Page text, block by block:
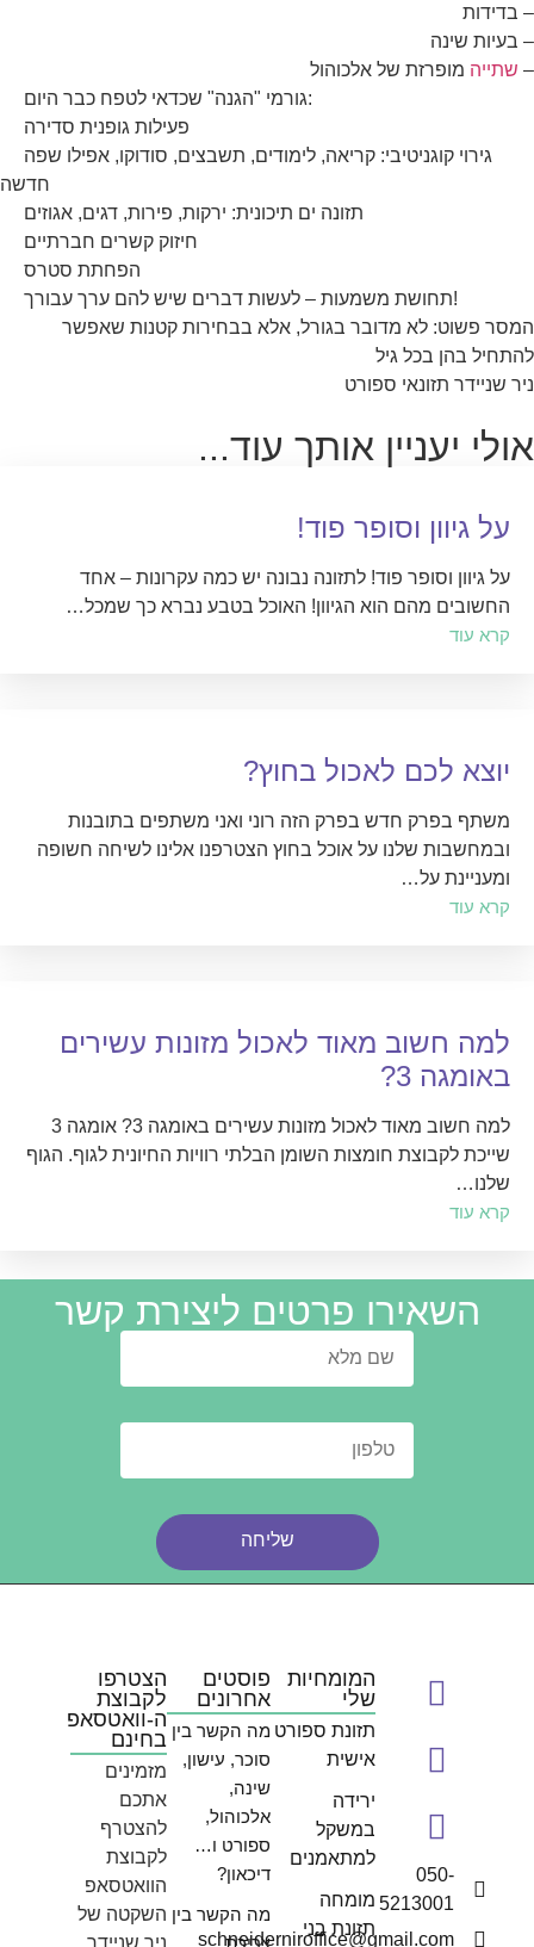
– בדידות
– בעיות שינה
– שתייה מופרזת של אלכוהול
גורמי "הגנה" שכדאי לטפח כבר היום:
פעילות גופנית סדירה
חדשה
תזונה ים תיכונית: ירקות, פירות, דגים, אגוזים
חיזוק קשרים חברתיים
הפחתת סטרס
תחושת משמעות – לעשות דברים שיש להם ערך עבורך!
המסר פשוט: לא מדובר בגורל, אלא בבחירות קטנות שאפשר
להתחיל בהן בכל גיל
ניר שניידר תזונאי ספורט
אולי יעניין אותך עוד...
על גיוון וסופר פוד!
על גיוון וסופר פוד! לתזונה נבונה יש כמה עקרונות – אחד
החשובים מהם הוא הגיוון! האוכל בטבע נברא כך שמכל…
קרא עוד
יוצא לכם לאכול בחוץ?
משתף בפרק חדש בפרק הזה רוני ואני משתפים בתובנות
ובמחשבות שלנו על אוכל בחוץ הצטרפנו אלינו לשיחה חשופה
ומעניינת על…
קרא עוד
למה חשוב מאוד לאכול מזונות עשירים
באומגה 3?
למה חשוב מאוד לאכול מזונות עשירים באומגה 3? אומגה 3
שייכת לקבוצת חומצות השומן הבלתי רוויות החיונית לגוף. הגוף
שלנו…
קרא עוד
השאירו פרטים ליצירת קשר
שליחה
050-
5213001
schneiderniroffice@gmail.com
המומחיות
שלי
תזונת ספורט
אישית
ירידה
במשקל
למתאמנים
מומחה
תזונת בני
פוסטים
אחרונים
מה הקשר בין
סוכר, עישון,
שינה,
אלכוהול,
ספורט ו…
דיכאון?
מה הקשר בין
צריכת
הצטרפו
לקבוצת
ה-וואטסאפ
בחינם
מזמינים
אתכם
להצטרף
לקבוצת
הוואטסאפ
השקטה של
ניר שניידר